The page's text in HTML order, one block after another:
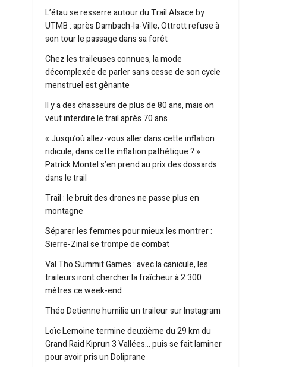
L’étau se resserre autour du Trail Alsace by
UTMB : après Dambach-la-Ville, Ottrott refuse à
son tour le passage dans sa forêt
Chez les traileuses connues, la mode
décomplexée de parler sans cesse de son cycle
menstruel est gênante
Il y a des chasseurs de plus de 80 ans, mais on
veut interdire le trail après 70 ans
« Jusqu’où allez-vous aller dans cette inflation
ridicule, dans cette inflation pathétique ? »
Patrick Montel s’en prend au prix des dossards
dans le trail
Trail : le bruit des drones ne passe plus en
montagne
Séparer les femmes pour mieux les montrer :
Sierre-Zinal se trompe de combat
Val Tho Summit Games : avec la canicule, les
traileurs iront chercher la fraîcheur à 2 300
mètres ce week-end
Théo Detienne humilie un traileur sur Instagram
Loïc Lemoine termine deuxième du 29 km du
Grand Raid Kiprun 3 Vallées… puis se fait laminer
pour avoir pris un Doliprane